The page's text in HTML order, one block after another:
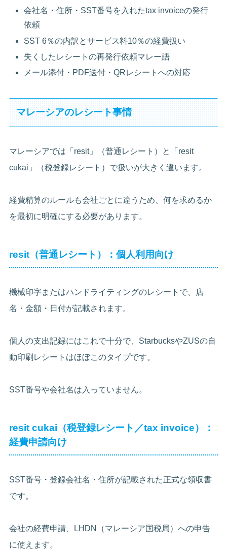
会社名・住所・SST番号を入れたtax invoiceの発行
依頼
SST 6％の内訳とサービス料10％の経費扱い
失くしたレシートの再発行依頼マレー語
メール添付・PDF送付・QRレシートへの対応
マレーシアのレシート事情
マレーシアでは「resit」（普通レシート）と「resit
cukai」（税登録レシート）で扱いが大きく違います。
経費精算のルールも会社ごとに違うため、何を求めるか
を最初に明確にする必要があります。
resit（普通レシート）：個人利用向け
機械印字またはハンドライティングのレシートで、店
名・金額・日付が記載されます。
個人の支出記録にはこれで十分で、StarbucksやZUSの自
動印刷レシートはほぼこのタイプです。
SST番号や会社名は入っていません。
resit cukai（税登録レシート／tax invoice）：
経費申請向け
SST番号・登録会社名・住所が記載された正式な領収書
です。
会社の経費申請、LHDN（マレーシア国税局）への申告
に使えます。